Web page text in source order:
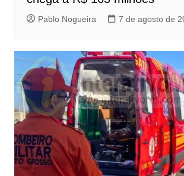
Pablo Nogueira 7 de agosto de